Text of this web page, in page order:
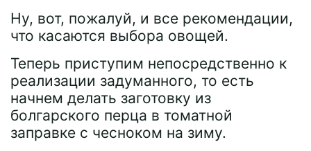
Ну, вот, пожалуй, и все рекомендации,
что касаются выбора овощей.
Теперь приступим непосредственно к
реализации задуманного, то есть
начнем делать заготовку из
болгарского перца в томатной
заправке с чесноком на зиму.